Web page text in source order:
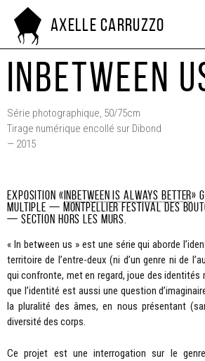
Axelle Carruzzo
Inbetween
Série photographique, 50/75cm
Tirage numérique encollé sur Dibond
— 2015
Exposition «Inbetween is always better»
Multiple — Montpellier Festival des
— Section Hors les Murs.
« In between us » est une série qui aborde
territoire de l’entre-deux (ni d’un genre ni de
qui confronte, met en regard, joue des identités
que l’identité est aussi une question
la pluralité des âmes, en nous présentant
diversité des corps.
Ce projet est une interrogation sur le